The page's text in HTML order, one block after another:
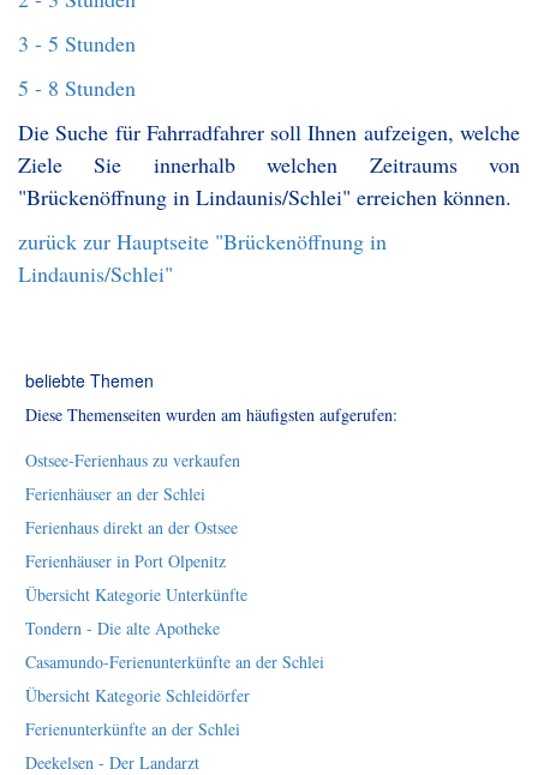
3 - 5 Stunden
5 - 8 Stunden
Die Suche für Fahrradfahrer soll Ihnen aufzeigen, welche
Ziele Sie innerhalb welchen Zeitraums von
"Brückenöffnung in Lindaunis/Schlei" erreichen können.
zurück zur Hauptseite "Brückenöffnung in
Lindaunis/Schlei"
beliebte Themen
Diese Themenseiten wurden am häufigsten aufgerufen:
Ostsee-Ferienhaus zu verkaufen
Ferienhäuser an der Schlei
Ferienhaus direkt an der Ostsee
Ferienhäuser in Port Olpenitz
Übersicht Kategorie Unterkünfte
Tondern - Die alte Apotheke
Casamundo-Ferienunterkünfte an der Schlei
Übersicht Kategorie Schleidörfer
Ferienunterkünfte an der Schlei
Deekelsen - Der Landarzt